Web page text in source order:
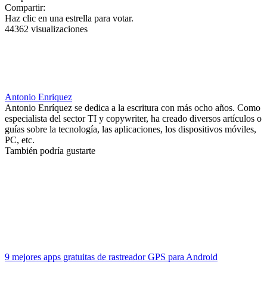
Compartir:
Haz clic en una estrella para votar.
44362 visualizaciones
Antonio Enriquez
Antonio Enríquez se dedica a la escritura con más ocho años. Como
especialista del sector TI y copywriter, ha creado diversos artículos o
guías sobre la tecnología, las aplicaciones, los dispositivos móviles,
PC, etc.
También podría gustarte
9 mejores apps gratuitas de rastreador GPS para Android